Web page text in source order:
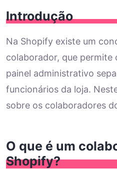
Introdução
Na Shopify existe um
colaborador, que permite
painel administrativo
funcionários da loja.
sobre os colaboradores
O que é um
Shopify?